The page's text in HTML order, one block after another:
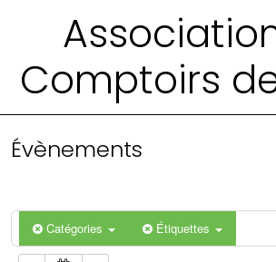
Comptoirs
Évènements
Catégories Étiquettes
4 h 00 min
6 h 00 min